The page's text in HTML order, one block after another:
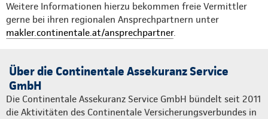
Weitere Informationen hierzu bekommen freie Vermittler
gerne bei ihren regionalen Ansprechpartnern unter
makler.continentale.at/ansprechpartner.
Über die Continentale Assekuranz Service
GmbH
Die Continentale Assekuranz Service GmbH bündelt seit 2011
die Aktivitäten des Continentale Versicherungsverbundes in